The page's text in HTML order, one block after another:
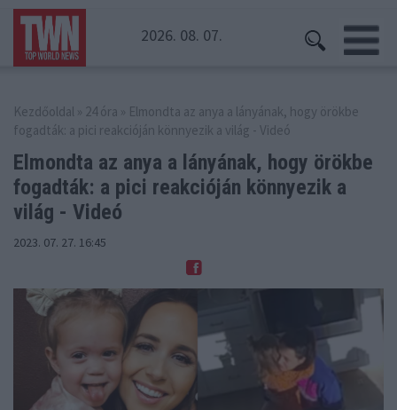
2026. 08. 07.
Kezdőoldal » 24 óra » Elmondta az anya a lányának, hogy örökbe
fogadták: a pici reakcióján könnyezik a világ - Videó
Elmondta az anya a lányának, hogy örökbe
fogadták: a pici reakcióján könnyezik a
világ - Videó
2023. 07. 27. 16:45